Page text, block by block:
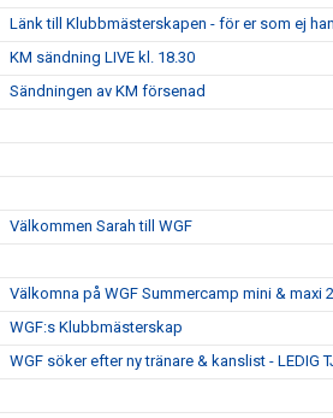
Länk till Klubbmästerskapen - för er som ej
KM sändning LIVE kl. 18.30
Sändningen av KM försenad
Välkommen Sarah till WGF
Välkomna på WGF Summercamp mini & maxi
WGF:s Klubbmästerskap
WGF söker efter ny tränare & kanslist - LEDIG